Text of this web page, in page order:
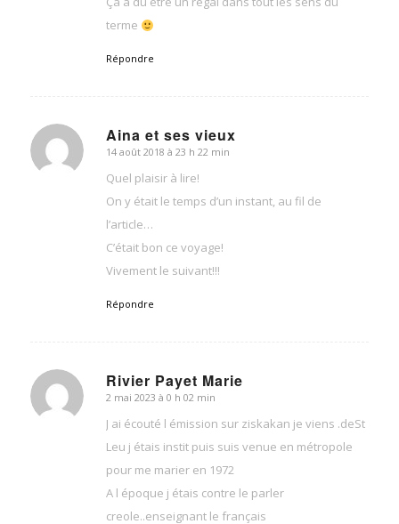
terme
Répondre
Aina et ses vieux
dit
14 août 2018 à 23 h 22 min
Quel plaisir à lire!
On y était le temps d’un instant, au fil de
l’article…
C’était bon ce voyage!
Vivement le suivant!!!
Répondre
Rivier Payet Marie
dit
2 mai 2023 à 0 h 02 min
J ai écouté l émission sur ziskakan je viens .deSt
Leu j étais instit puis suis venue en métropole
pour me marier en 1972
A l époque j étais contre le parler
creole..enseignant le français